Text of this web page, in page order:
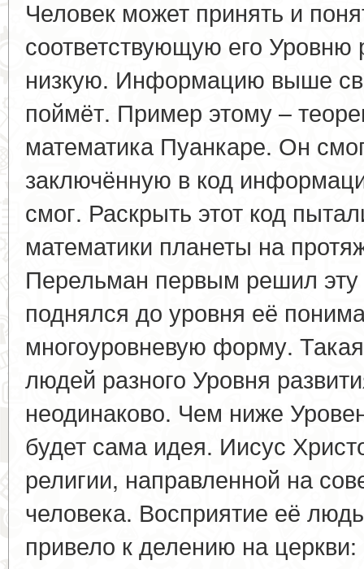
Человек может принять и
соответствующую его Уровню
низкую. Информацию выше
поймёт. Пример этому –
математика Пуанкаре. Он
заключённую в код
смог. Раскрыть этот код
математики планеты на
Перельман первым решил эту
поднялся до уровня её
многоуровневую форму.
людей разного Уровня
неодинаково. Чем ниже
будет сама идея. Иисус
религии, направленной на
человека. Восприятие её
привело к делению на